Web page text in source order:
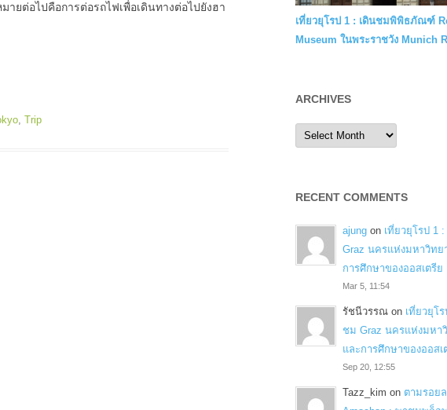
ายต่อไปคือการต่อรถไฟเพื่อเดินทางต่อไปยังฮา
, Trip
เที่ยวยุโรป 1 : เดินชมพิพิธภัณฑ์
Museum ในพระราชวัง Munich
ARCHIVES
Archives
RECENT COMMENTS
ajung on เที่ยวยุโรป 1
Graz นครแห่งมหาวิทย
การศึกษาของออสเตรีย
Mar 5, 11:54
รัชนีวรรณ on เที่ยวยุโ
ชม Graz นครแห่งมหา
และการศึกษาของออสเ
Sep 20, 12:55
Tazz_kim on ตามรอย